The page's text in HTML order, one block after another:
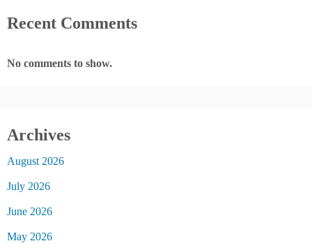
Recent Comments
No comments to show.
Archives
August 2026
July 2026
June 2026
May 2026